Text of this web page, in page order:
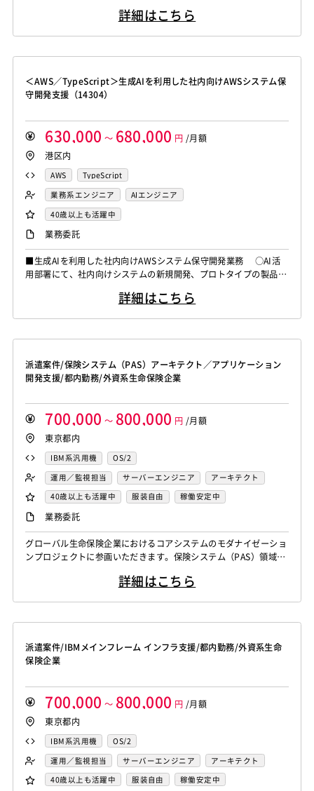
ット・テーブル保守、新規作成 ・CloudRunジョブ及び関数での
詳細はこちら
＜AWS／TypeScript＞生成AIを利用した社内向けAWSシステム保
守開発支援（14304）
630,000 ～ 680,000 円 /月額
港区内
AWS
TypeScript
業務系エンジニア
AIエンジニア
40歳以上も活躍中
業務委託
■生成AIを利用した社内向けAWSシステム保守開発業務 ○AI活
用部署にて、社内向けシステムの新規開発、プロトタイプの製品
をAI-OCR処理し、CSVで項目抽出するシステム）が存在してお
React ...
詳細はこちら
派遣案件/保険システム（PAS）アーキテクト／アプリケーション
開発支援/都内勤務/外資系生命保険企業
700,000 ～ 800,000 円 /月額
東京都内
IBM系汎用機
OS/2
運用／監視担当
サーバーエンジニア
アーキテクト
40歳以上も活躍中
服装自由
稼働安定中
シニア・定年層歓迎
業務委託
グローバル生命保険企業におけるコアシステムのモダナイゼーショ
ンプロジェクトに参画いただきます。保険システム（PAS）領域の
ションです。 IT SMEと連携した設計書・成果物レビュー 保険シス
詳細はこちら
派遣案件/IBMメインフレーム インフラ支援/都内勤務/外資系生命
保険企業
700,000 ～ 800,000 円 /月額
東京都内
IBM系汎用機
OS/2
運用／監視担当
サーバーエンジニア
アーキテクト
40歳以上も活躍中
服装自由
稼働安定中